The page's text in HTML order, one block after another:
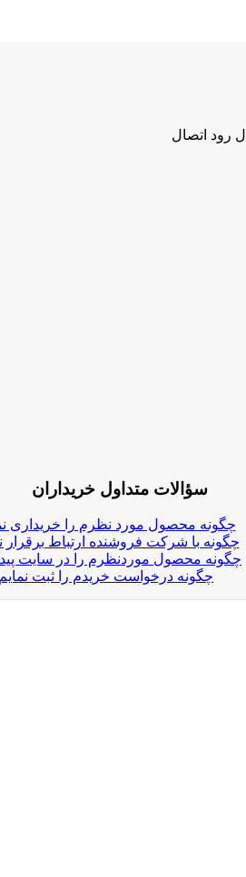
سؤالات متداول خریداران
چگونه محصول مورد نظرم را خریداری
چگونه با شرکت فروشنده ارتباط برقرار
چگونه محصول موردنظرم را در سایت
چگونه درخواست خریدم را ثبت